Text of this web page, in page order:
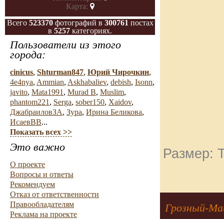
Карта:
Всего 523370фотографий в 300761 постах
в 5257 категориях.
Пользователи из этого
города:
cinicus, Shturman847, Юрий Чирочкин,
4e4nya, Ammian, Askhabaliev, debish, Isonn,
javito, Mata1991 , Murad B, Muslim,
phantom221 , Serga, sober150, Xaidov,
ДжабраиловЗА, Зура, Ирина Беликова,
ИсаевВВ...
Показать всех >>
Это важно
О проекте
Вопросы и ответы
Рекомендуем
Отказ от ответственности
Правообладателям
Реклама на проекте
Размер:
Грозный-